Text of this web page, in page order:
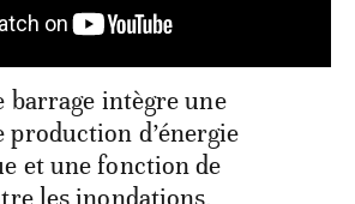
barrage intègre une
production d’énergie
et une fonction de